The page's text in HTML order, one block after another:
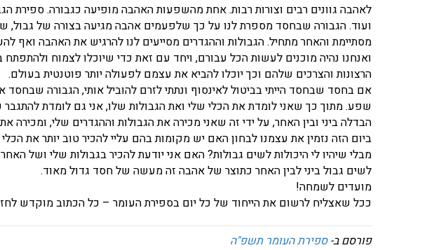
לאהבה גוונים רבים וצורות רבות. אחת מהשפעות האהבה מופיעה כגבורה. ספירת
ועוד. הגבורה שבחסד מספרת לנו על כך שלפעמים אהבה מגיעה בצורה של גבול,
מסתיימת והאחר מתחיל. הגבולות וההגדרים מסייעים לנו להרגיש את האהבה ואף
ואנחנו נהיה מוכנים לעשות הכל עבורם, ויחד עם זאת כדי שיוכלו לצמוח
הרצונות והצרכים שלהם וכך יוכלו להביא את עצמם לפעולה יותר פוטנטית בעולם.
אם בחסד שבחסד הייתי בביטול לאינסוף ונתתי לזרם להוביל אותי, הגבורה
שפע. מתוך כך שאני לומדת את הכלי שלי ואת הגבולות שלו, אני גם לומדת
הבדלה ביני ובין האחר, על ידי זה שאני מכירה את הגבולות וההגדרים שלי, ומכירה
ביום הזה נזמין את עצמנו לבחון האם יש מקומות בהם עליי להכיר טוב יותר את
מבלי שיהיו לי היכולות לשים גבולות? האם אני יודעת להכיר בגבולות שלי ושל
לשים גבול ביני לבין האחר כתוצר של אהבה זה מעשה של חסד גדול מאוד.
מועדים לשמחה!
ככל שאצליח לרשום את הייחוד של כל יום בספירת העומר – כל הכתוב מוקדש
פורסם ב-ספירת העומר תשפ"ה